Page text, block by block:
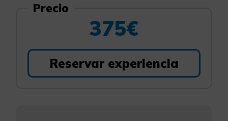
Precio
375€
Reservar experiencia